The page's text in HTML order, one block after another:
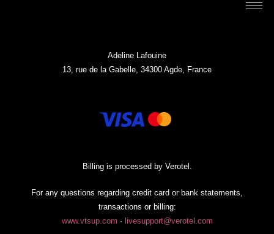
Adeline Lafouine
13, rue de la Gabelle, 34300 Agde, France
Billing is processed by Verotel.
For any questions regarding credit card or bank statements,
transactions or billing:
www.vtsup.com · livesupport@verotel.com